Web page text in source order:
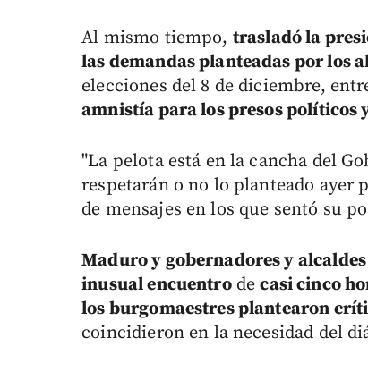
Al mismo tiempo, trasladó la
las demandas planteadas por los
elecciones del 8 de diciembre,
amnistía para los presos políticos
"La pelota está en la cancha del
respetarán o no lo planteado ayer
de mensajes en los que sentó su
Maduro y gobernadores y
inusual encuentrodecasi cinco
los burgomaestres plantearon
coincidieron en la necesidad del